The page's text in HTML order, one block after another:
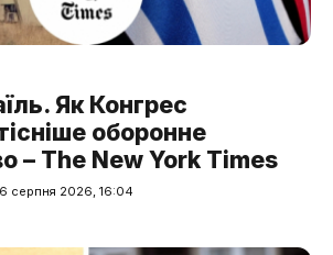
Як Конгрес
оборонне
– The New York Times
серпня 2026, 16:04